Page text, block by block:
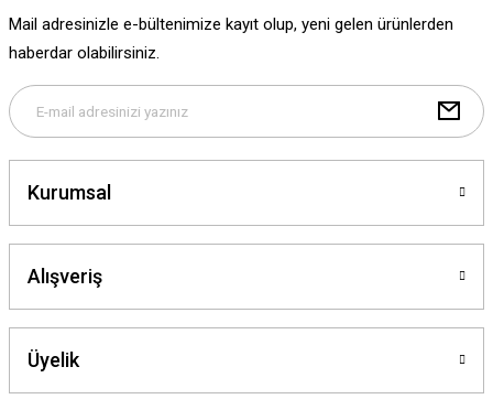
Bu ürüne benzer farklı alternatifler olmalı.
Mail adresinizle e-bültenimize kayıt olup, yeni gelen ürünlerden
haberdar olabilirsiniz.
Kurumsal
Alışveriş
Üyelik